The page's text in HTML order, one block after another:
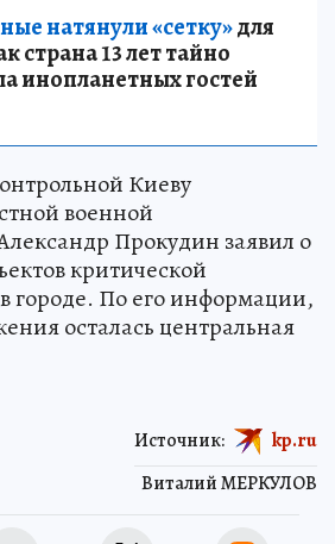
натянули «сетку»для
страна 13 лет тайно
инопланетных гостей
Киеву
военной
Прокудин заявил о
критической
городе. По его информации,
осталась центральная
Виталий МЕРКУЛОВ
Источник: kp.ru